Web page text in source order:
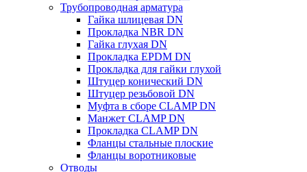
Трубопроводная арматура
Гайка шлицевая DN
Прокладка NBR DN
Гайка глухая DN
Прокладка EPDM DN
Прокладка для гайки глухой
Штуцер конический DN
Штуцер резьбовой DN
Муфта в сборе CLAMP DN
Манжет CLAMP DN
Прокладка CLAMP DN
Фланцы стальные плоские
Фланцы воротниковые
Отводы